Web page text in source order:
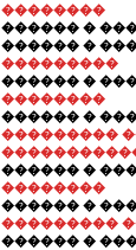
��������
������ �
������ �
���������
������ �
��������
������ �
���������
������ �
��������
������ �
���������
������ �